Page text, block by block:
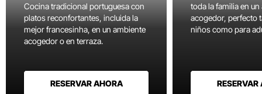
Cocina tradicional portuguesa con
platos reconfortantes, incluida la
mejor francesinha, en un ambiente
acogedor o en terraza.
RESERVAR AHORA
toda la familia en
acogedor, perfecto
niños como para
RESERVAR